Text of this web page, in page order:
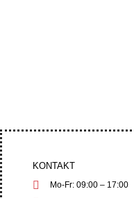
KONTAKT
Mo-Fr: 09:00 – 17:00